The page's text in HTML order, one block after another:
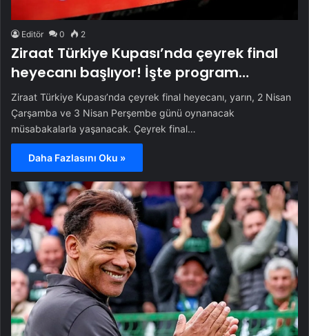
Editör 0 2
Ziraat Türkiye Kupası’nda çeyrek final
heyecanı başlıyor! İşte program…
Ziraat Türkiye Kupası’nda çeyrek final heyecanı, yarın, 2 Nisan
Çarşamba ve 3 Nisan Perşembe günü oynanacak
müsabakalarla yaşanacak. Çeyrek final…
Daha Fazlasını Oku »